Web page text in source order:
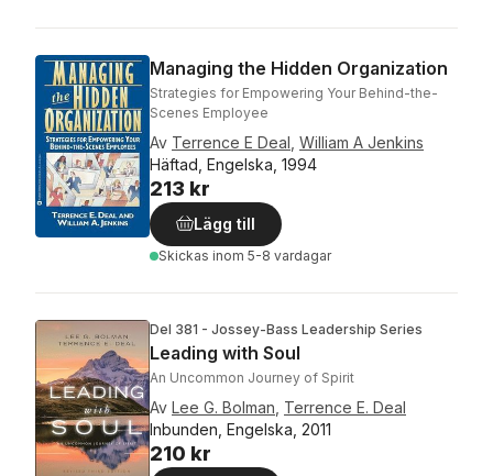
Managing the Hidden Organization
Strategies for Empowering Your Behind-the-
Scenes Employee
Av Terrence E Deal William A Jenkins
Häftad, Engelska, 1994
213 kr
Lägg till
Skickas inom 5-8 vardagar
Del 381 - Jossey-Bass Leadership Series
Leading with Soul
An Uncommon Journey of Spirit
Av Lee G. Bolman Terrence E. Deal
Inbunden, Engelska, 2011
210 kr